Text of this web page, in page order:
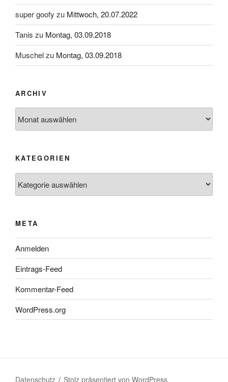
super goofy zu Mittwoch, 20.07.2022
Tanis zu Montag, 03.09.2018
Muschelzu Montag, 03.09.2018
ARCHIV
KATEGORIEN
META
Anmelden
Eintrags-Feed
Kommentar-Feed
WordPress.org
Datenschutz Stolz präsentiert von WordPress